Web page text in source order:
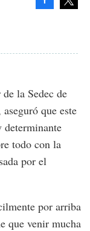
la Sedec de
que este
todo con la
por el
por arriba
que venir mucha